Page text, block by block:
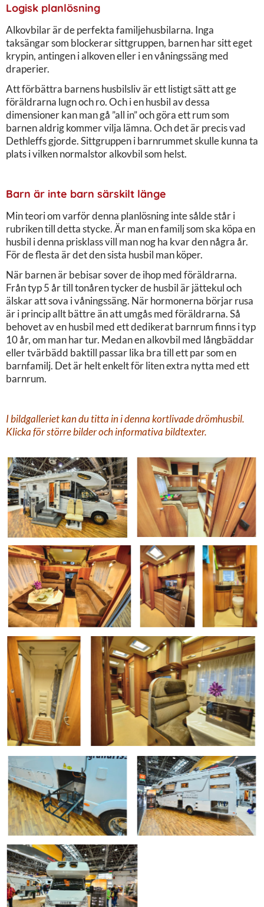
Logisk planlösning
Alkovbilar är de perfekta familjehusbilarna. Inga
taksängar som blockerar sittgruppen, barnen har sitt eget
krypin, antingen i alkoven eller i en våningssäng med
draperier.
Att förbättra barnens husbilsliv är ett listigt sätt att ge
föräldrarna lugn och ro. Och i en husbil av dessa
dimensioner kan man gå ”all in” och göra ett rum som
barnen aldrig kommer vilja lämna. Och det är precis vad
Dethleffs gjorde. Sittgruppen i barnrummet skulle kunna ta
plats i vilken normalstor alkovbil som helst.
Barn är inte barn särskilt länge
Min teori om varför denna planlösning inte sålde står i
rubriken till detta stycke. Är man en familj som ska köpa en
husbil i denna prisklass vill man nog ha kvar den några år.
För de flesta är det den sista husbil man köper.
När barnen är bebisar sover de ihop med föräldrarna.
Från typ 5 år till tonåren tycker de husbil är jättekul och
älskar att sova i våningssäng. När hormonerna börjar rusa
är i princip allt bättre än att umgås med föräldrarna. Så
behovet av en husbil med ett dedikerat barnrum finns i typ
10 år, om man har tur. Medan en alkovbil med långbäddar
eller tvärbädd baktill passar lika bra till ett par som en
barnfamilj. Det är helt enkelt för liten extra nytta med ett
barnrum.
I bildgalleriet kan du titta in i denna kortlivade drömhusbil.
Klicka för större bilder och informativa bildtexter.